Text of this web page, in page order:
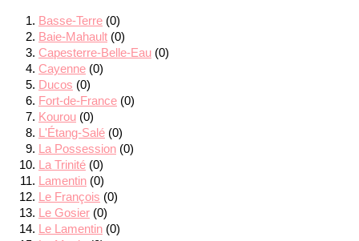
Basse-Terre (0)
Baie-Mahault (0)
Capesterre-Belle-Eau (0)
Cayenne (0)
Ducos (0)
Fort-de-France (0)
Kourou (0)
L'Étang-Salé (0)
La Possession (0)
La Trinité (0)
Lamentin (0)
Le François (0)
Le Gosier (0)
Le Lamentin (0)